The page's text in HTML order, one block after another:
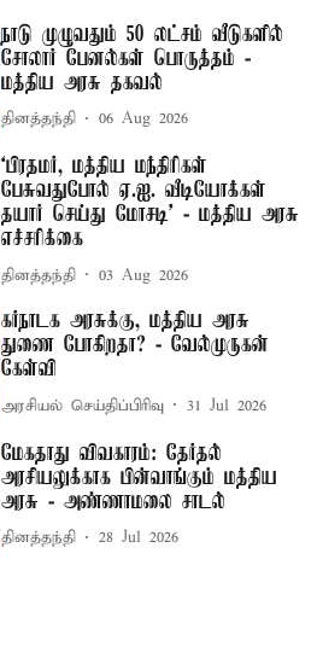
நாடு முழுவதும் 50 லட்சம் வீடுகளில்
சோலார் பேனல்கள் பொருத்தம் -
மத்திய அரசு தகவல்
தினத்தந்தி 06 Aug 2026
‘பிரதமர், மத்திய மந்திரிகள்
பேசுவதுபோல் ஏ.ஐ. வீடியோக்கள்
தயார் செய்து மோசடி’ - மத்திய அரசு
எச்சரிக்கை
தினத்தந்தி 03 Aug 2026
கர்நாடக அரசுக்கு, மத்திய அரசு
துணை போகிறதா? - வேல்முருகன்
கேள்வி
அரசியல் செய்திப்பிரிவு 31 Jul 2026
மேகதாது விவகாரம்: தேர்தல்
அரசியலுக்காக பின்வாங்கும் மத்திய
அரசு - அண்ணாமலை சாடல்
தினத்தந்தி 28 Jul 2026